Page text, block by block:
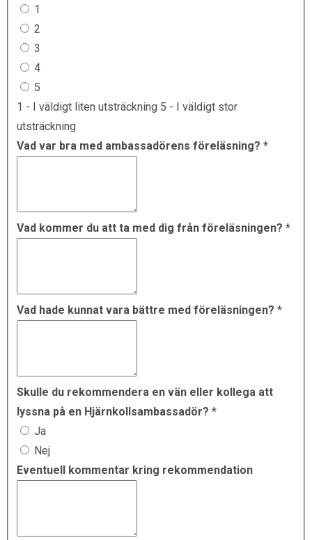
1
2
3
4
5
1 - I väldigt liten utsträckning 5 - I väldigt stor
utsträckning
Vad var bra med ambassadörens föreläsning? *
Vad kommer du att ta med dig från föreläsningen? *
Vad hade kunnat vara bättre med föreläsningen? *
Skulle du rekommendera en vän eller kollega att
lyssna på en Hjärnkollsambassadör? *
Ja
Nej
Eventuell kommentar kring rekommendation